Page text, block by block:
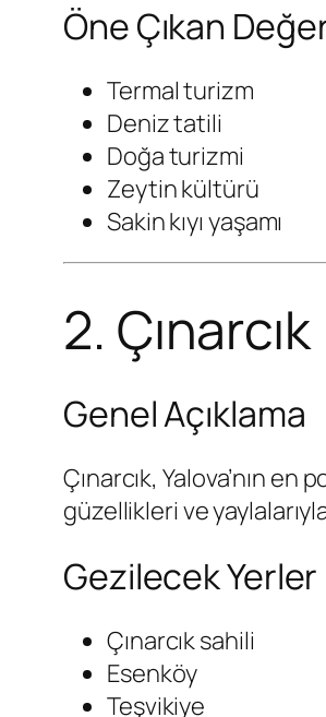
Öne Çıkan
Termal turizm
Deniz tatili
Doğa turizmi
Zeytin kültürü
Sakin kıyı yaşamı
2. Çınarcık
Genel Açıklama
Çınarcık, Yalova’nın
güzellikleri ve
Gezilecek Yerler
Çınarcık sahili
Esenköy
Teşvikiye